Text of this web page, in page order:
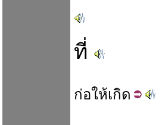
ที่
ก่อให้เกิด